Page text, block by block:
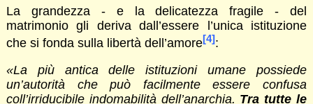
La grandezza - e la delicatezza fragile - del
matrimonio gli deriva dall’essere l’unica istituzione
che si fonda sulla libertà dell’amore[4]:
«La più antica delle istituzioni umane possiede
un’autorità che può facilmente essere confusa
coll’irriducibile indomabilità dell’anarchia. Tra tutte le